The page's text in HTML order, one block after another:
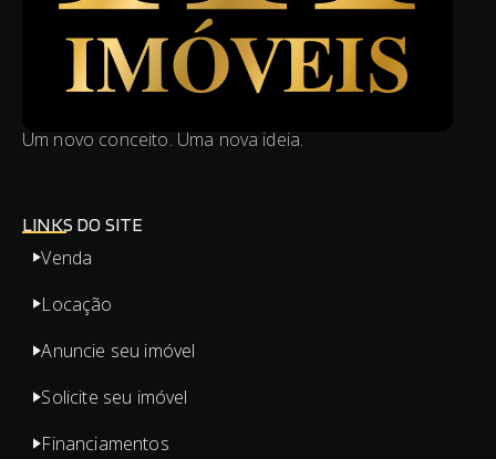
Um novo conceito. Uma nova ideia.
LINKS DO SITE
Venda
Locação
Anuncie seu imóvel
Solicite seu imóvel
Financiamentos